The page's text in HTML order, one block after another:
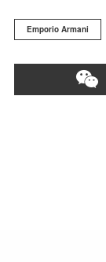
Emporio Armani